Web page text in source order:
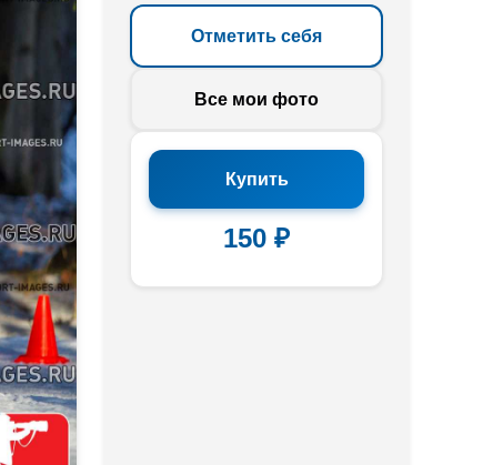
Отметить себя
Все мои фото
Купить
150 ₽